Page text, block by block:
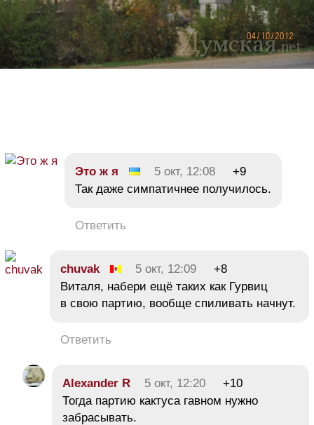
Это ж я 5 окт, 12:08
+9
Так даже симпатичнее получилось.
Ответить
chuvak 5 окт, 12:09
+8
Виталя, набери ещё таких как Гурвиц
в свою партию, вообще спиливать начнут.
Ответить
Alexander R 5 окт, 12:20
+10
Тогда партию кактуса гавном нужно
забрасывать.